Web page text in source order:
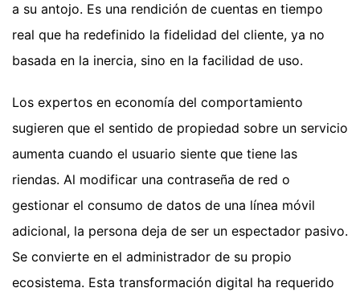
a su antojo. Es una rendición de cuentas en tiempo
real que ha redefinido la fidelidad del cliente, ya no
basada en la inercia, sino en la facilidad de uso.
Los expertos en economía del comportamiento
sugieren que el sentido de propiedad sobre un servicio
aumenta cuando el usuario siente que tiene las
riendas. Al modificar una contraseña de red o
gestionar el consumo de datos de una línea móvil
adicional, la persona deja de ser un espectador pasivo.
Se convierte en el administrador de su propio
ecosistema. Esta transformación digital ha requerido